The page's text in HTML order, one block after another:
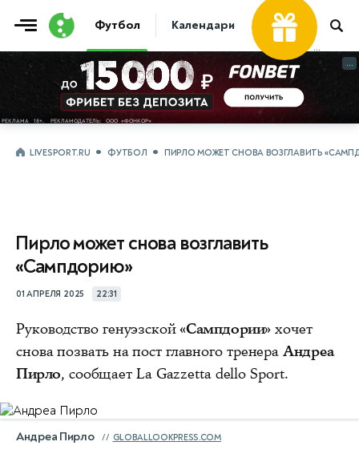
Футбол Календари Таблицы Матчи
...
...
LIVESPORT.RU ФУТБОЛ ПИРЛО МОЖЕТ СНОВА ВОЗГЛАВИТЬ
Пирло может снова возглавить
«Сампдорию»
01 АПРЕЛЯ 2025 22:31
Руководство генуэзской«Сампдории» хочет
снова позвать на пост главного тренераАндреа
Пирло, сообщает La Gazzetta dello Sport.
Андреа Пирло GLOBALLOOKPRESS.COM